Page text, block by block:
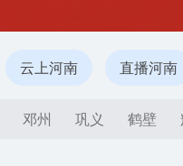
云上河南 直播河南
邓州 巩义 鹤壁